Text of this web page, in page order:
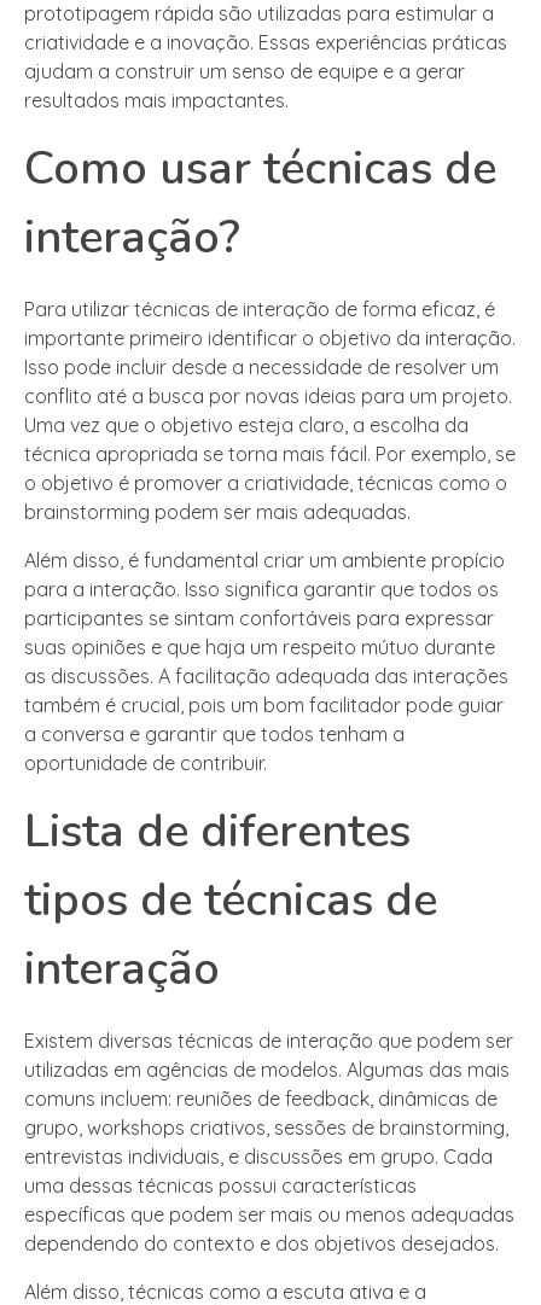
prototipagem rápida são utilizadas para estimular a
criatividade e a inovação. Essas experiências práticas
ajudam a construir um senso de equipe e a gerar
resultados mais impactantes.
Como usar técnicas de
interação?
Para utilizar técnicas de interação de forma eficaz, é
importante primeiro identificar o objetivo da interação.
Isso pode incluir desde a necessidade de resolver um
conflito até a busca por novas ideias para um projeto.
Uma vez que o objetivo esteja claro, a escolha da
técnica apropriada se torna mais fácil. Por exemplo, se
o objetivo é promover a criatividade, técnicas como o
brainstorming podem ser mais adequadas.
Além disso, é fundamental criar um ambiente propício
para a interação. Isso significa garantir que todos os
participantes se sintam confortáveis para expressar
suas opiniões e que haja um respeito mútuo durante
as discussões. A facilitação adequada das interações
também é crucial, pois um bom facilitador pode guiar
a conversa e garantir que todos tenham a
oportunidade de contribuir.
Lista de diferentes
tipos de técnicas de
interação
Existem diversas técnicas de interação que podem ser
utilizadas em agências de modelos. Algumas das mais
comuns incluem: reuniões de feedback, dinâmicas de
grupo, workshops criativos, sessões de brainstorming,
entrevistas individuais, e discussões em grupo. Cada
uma dessas técnicas possui características
específicas que podem ser mais ou menos adequadas
dependendo do contexto e dos objetivos desejados.
Além disso, técnicas como a escuta ativa e a